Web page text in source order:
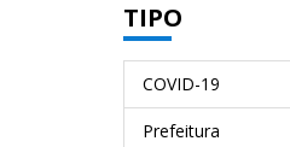
TIPO
COVID-19
Prefeitura